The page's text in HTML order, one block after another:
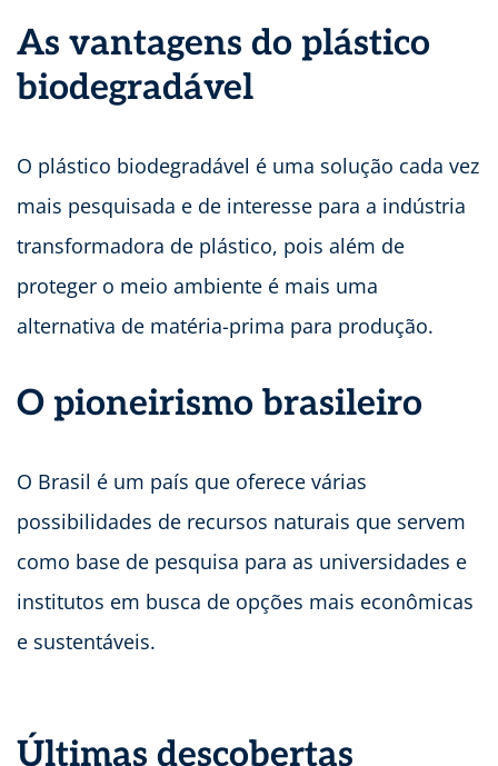
As vantagens do plástico
biodegradável
O plástico biodegradável é uma solução cada vez
mais pesquisada e de interesse para a indústria
transformadora de plástico, pois além de
proteger o meio ambiente é mais uma
alternativa de matéria-prima para produção.
O pioneirismo brasileiro
O Brasil é um país que oferece várias
possibilidades de recursos naturais que servem
como base de pesquisa para as universidades e
institutos em busca de opções mais econômicas
e sustentáveis.
Últimas descobertas